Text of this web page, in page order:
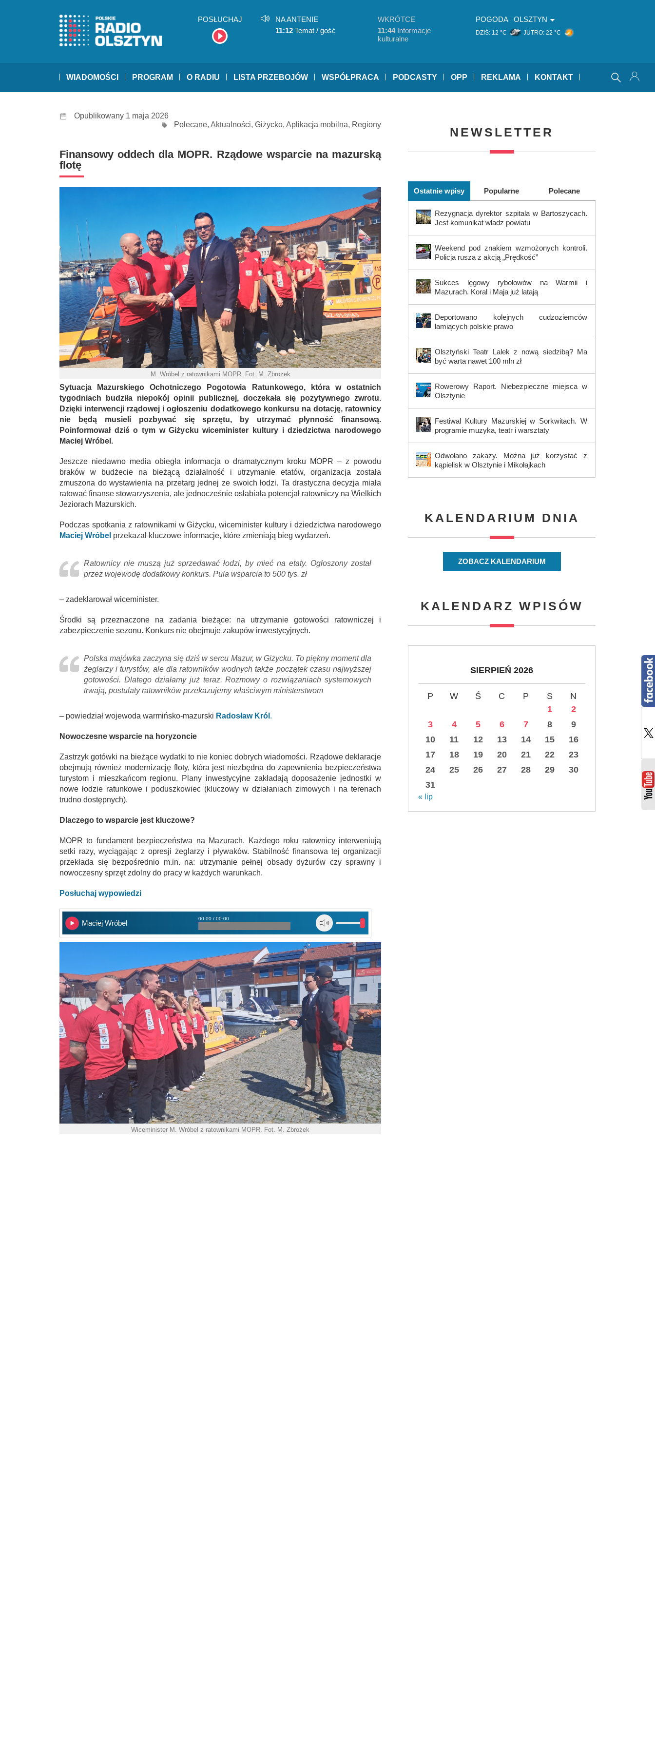
POSŁUCHAJ
NA ANTENIE
11:12 Temat / gość
WKRÓTCE
11:44Informacje
kulturalne
POGODA OLSZTYN
DZIŚ: 12 °C JUTRO: 22 °C
WIADOMOŚCI PROGRAM O RADIU LISTA PRZEBOJÓW WSPÓŁPRACA PODCASTY OPP REKLAMA KONTAKT
Opublikowany 1 maja 2026
Polecane, Aktualności, Giżycko, Aplikacja mobilna, Regiony
Finansowy oddech dla MOPR. Rządowe wsparcie na mazurską
flotę
M. Wróbel z ratownikami MOPR. Fot. M. Zbrożek
Sytuacja Mazurskiego Ochotniczego Pogotowia Ratunkowego, która w ostatnich
tygodniach budziła niepokój opinii publicznej, doczekała się pozytywnego zwrotu.
Dzięki interwencji rządowej i ogłoszeniu dodatkowego konkursu na dotację, ratownicy
nie będą musieli pozbywać się sprzętu, by utrzymać płynność finansową.
Poinformował dziś o tym w Giżycku wiceminister kultury i dziedzictwa narodowego
Maciej Wróbel.
Jeszcze niedawno media obiegła informacja o dramatycznym kroku MOPR – z powodu
braków w budżecie na bieżącą działalność i utrzymanie etatów, organizacja została
zmuszona do wystawienia na przetarg jednej ze swoich łodzi. Ta drastyczna decyzja miała
ratować finanse stowarzyszenia, ale jednocześnie osłabiała potencjał ratowniczy na Wielkich
Jeziorach Mazurskich.
Podczas spotkania z ratownikami w Giżycku, wiceminister kultury i dziedzictwa narodowego
Maciej Wróbel przekazał kluczowe informacje, które zmieniają bieg wydarzeń.
Ratownicy nie muszą już sprzedawać łodzi, by mieć na etaty. Ogłoszony został
przez wojewodę dodatkowy konkurs. Pula wsparcia to 500 tys. zł
– zadeklarował wiceminister.
Środki są przeznaczone na zadania bieżące: na utrzymanie gotowości ratowniczej i
zabezpieczenie sezonu. Konkurs nie obejmuje zakupów inwestycyjnych.
Polska majówka zaczyna się dziś w sercu Mazur, w Giżycku. To piękny moment dla
żeglarzy i turystów, ale dla ratowników wodnych także początek czasu najwyższej
gotowości. Dlatego działamy już teraz. Rozmowy o rozwiązaniach systemowych
trwają, postulaty ratowników przekazujemy właściwym ministerstwom
– powiedział wojewoda warmińsko-mazurski Radosław Król .
Nowoczesne wsparcie na horyzoncie
Zastrzyk gotówki na bieżące wydatki to nie koniec dobrych wiadomości. Rządowe deklaracje
obejmują również modernizację floty, która jest niezbędna do zapewnienia bezpieczeństwa
turystom i mieszkańcom regionu. Plany inwestycyjne zakładają doposażenie jednostki w
nowe łodzie ratunkowe i poduszkowiec (kluczowy w działaniach zimowych i na terenach
trudno dostępnych).
Dlaczego to wsparcie jest kluczowe?
MOPR to fundament bezpieczeństwa na Mazurach. Każdego roku ratownicy interweniują
setki razy, wyciągając z opresji żeglarzy i pływaków. Stabilność finansowa tej organizacji
przekłada się bezpośrednio m.in. na: utrzymanie pełnej obsady dyżurów czy sprawny i
nowoczesny sprzęt zdolny do pracy w każdych warunkach.
Posłuchaj wypowiedzi
Maciej Wróbel
00:00 / 00:00
Wiceminister M. Wróbel z ratownikami MOPR. Fot. M. Zbrożek
NEWSLETTER
Ostatnie wpisy Popularne Polecane
Rezygnacja dyrektor szpitala w Bartoszycach.
Jest komunikat władz powiatu
Weekend pod znakiem wzmożonych kontroli.
Policja rusza z akcją „Prędkość”
Sukces lęgowy rybołowów na Warmii i
Mazurach. Koral i Maja już latają
Deportowano kolejnych cudzoziemców
łamiących polskie prawo
Olsztyński Teatr Lalek z nową siedzibą? Ma
być warta nawet 100 mln zł
Rowerowy Raport. Niebezpieczne miejsca w
Olsztynie
Festiwal Kultury Mazurskiej w Sorkwitach. W
programie muzyka, teatr i warsztaty
Odwołano zakazy. Można już korzystać z
kąpielisk w Olsztynie i Mikołajkach
KALENDARIUM DNIA
ZOBACZ KALENDARIUM
KALENDARZ WPISÓW
SIERPIEŃ 2026
P W Ś C P S
N
1
2
3
4 5 6 7 8
9
10
11 12 13 14 15
16
17
18 19 20 21 22
23
24
25 26 27 28 29
30
31
« lip